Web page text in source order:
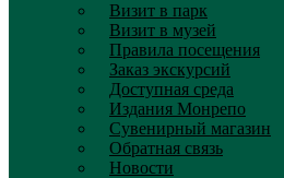
Визит в парк
Визит в музей
Правила посещения
Заказ экскурсий
Доступная среда
Издания Монрепо
Сувенирный магазин
Обратная связь
Новости